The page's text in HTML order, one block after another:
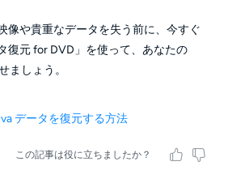
像や貴重なデータを失う前に、今すぐ
復元 for DVD」を使って、あなたの
ましょう。
データを復元する方法
この記事は役に立ちましたか？